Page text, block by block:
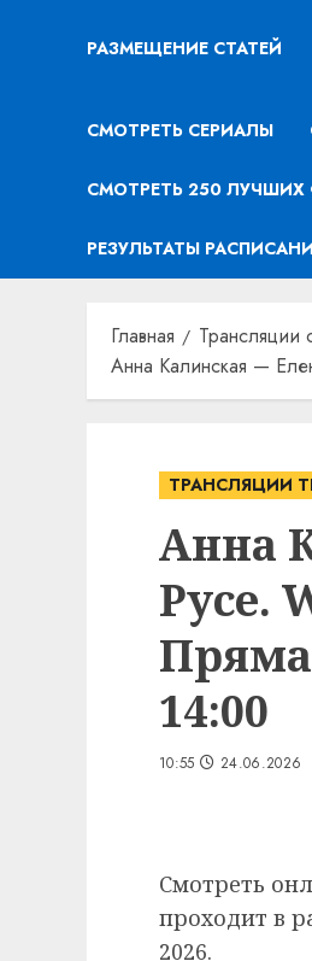
РАЗМЕЩЕНИЕ СТАТЕЙ
СМОТРЕТЬ СЕРИАЛЫ
СМОТРЕТЬ 250
РЕЗУЛЬТАТЫ
Главная Трансляции
Анна Калинская —
ТРАНСЛЯЦИИ
Анна
Русе.
14:00
10:55 24.06.2026
Смотреть
проходит в
2026.